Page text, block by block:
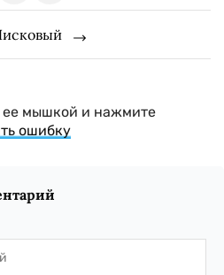
ее мышкой и нажмите
ошибку